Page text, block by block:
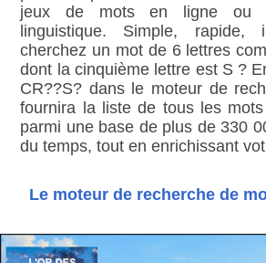
jeux de mots en ligne ou
linguistique. Simple, rapide,
cherchez un mot de 6 lettres
dont la cinquième lettre est S ?
CR??S? dans le moteur de
fournira la liste de tous les
parmi une base de plus de 330
du temps, tout en enrichissant
Le moteur de recherche de